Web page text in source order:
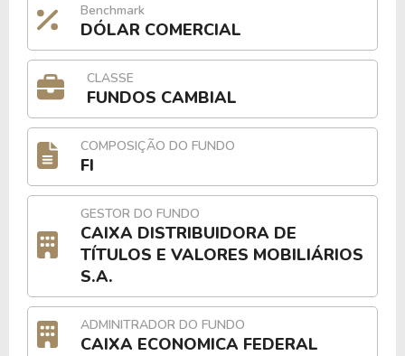
Benchmark
DÓLAR COMERCIAL
CLASSE
FUNDOS CAMBIAL
COMPOSIÇÃO DO FUNDO
FI
GESTOR DO FUNDO
CAIXA DISTRIBUIDORA DE
TÍTULOS E VALORES MOBILIÁRIOS
S.A.
ADMINITRADOR DO FUNDO
CAIXA ECONOMICA FEDERAL